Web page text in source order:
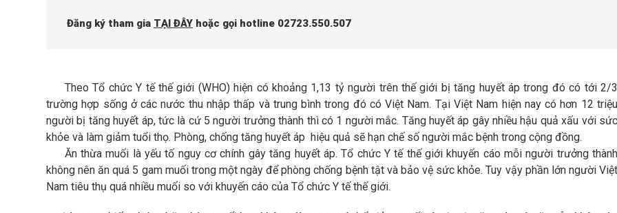
Đăng ký tham gia TẠI ĐÂY hoặc gọi hotline 02723.550.507
Theo Tổ chức Y tế thế giới (WHO) hiện có khoảng 1,13 tỷ người trên thế giới bị tăng huyết áp trong đó có tới 2/3
trường hợp sống ở các nước thu nhập thấp và trung bình trong đó có Việt Nam. Tại Việt Nam hiện nay có hơn 12 triệu
người bị tăng huyết áp, tức là cứ 5 người trưởng thành thì có 1 người mắc. Tăng huyết áp gây nhiều hậu quả xấu với sức
khỏe và làm giảm tuổi thọ. Phòng, chống tăng huyết áp hiệu quả sẽ hạn chế số người mắc bệnh trong cộng đồng.
Ăn thừa muối là yếu tố nguy cơ chính gây tăng huyết áp. Tổ chức Y tế thế giới khuyến cáo mỗi người trưởng thành
không nên ăn quá 5 gam muối trong một ngày để phòng chống bệnh tật và bảo vệ sức khỏe. Tuy vậy phần lớn người Việt
Nam tiêu thụ quá nhiều muối so với khuyến cáo của Tổ chức Y tế thế giới.